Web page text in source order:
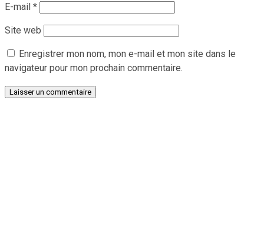
E-mail *
Site web
Enregistrer mon nom, mon e-mail et mon site dans le
navigateur pour mon prochain commentaire.